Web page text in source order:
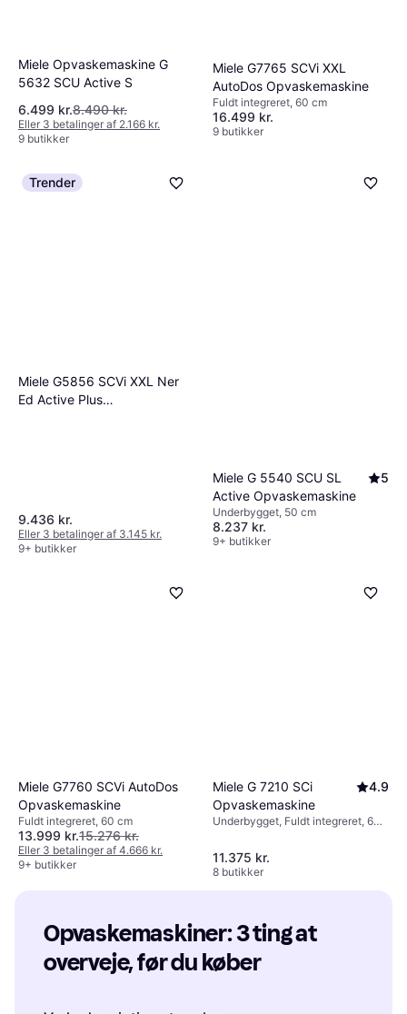
Miele Opvaskemaskine G
5632 SCU Active S
6.499 kr.8.490 kr.
Eller 3 betalinger af 2.166 kr.
9 butikker
Miele G7765 SCVi XXL
AutoDos Opvaskemaskine
Fuldt integreret, 60 cm
16.499 kr.
9 butikker
Trender
Miele G5856 SCVi XXL Ner
Ed Active Plus
9.436 kr.
Eller 3 betalinger af 3.145 kr.
9+ butikker
Miele G 5540 SCU SL
Active Opvaskemaskine
5
Underbygget, 50 cm
8.237 kr.
9+ butikker
Miele G7760 SCVi AutoDos
Opvaskemaskine
Fuldt integreret, 60 cm
13.999 kr.15.276 kr.
Eller 3 betalinger af 4.666 kr.
9+ butikker
Miele G 7210 SCi
Opvaskemaskine
4.9
Underbygget, Fuldt integreret, 60
11.375 kr.
8 butikker
Opvaskemaskiner: 3 ting at
overveje, før du køber